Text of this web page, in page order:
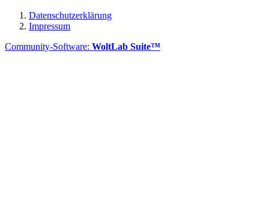
Datenschutzerklärung
Impressum
Community-Software: WoltLab Suite™